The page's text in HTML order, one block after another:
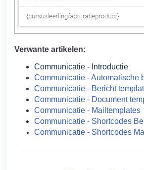
Verwante artikelen:
Communicatie - Introductie
Communicatie - Automatische
Communicatie - Bericht
Communicatie - Document
Communicatie - Mailtemplates
Communicatie - Shortcodes
Communicatie - Shortcodes